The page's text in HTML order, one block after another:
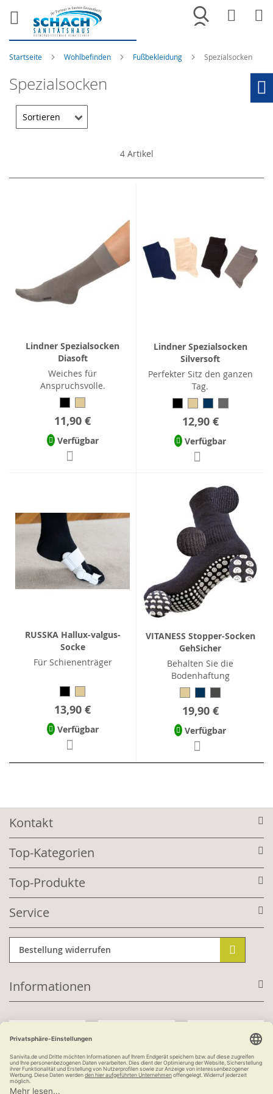
Merkliste
Startseite Wohlbefinden Fußbekleidung Spezialsocken
Spezialsocken
4Artikel
Lindner Spezialsocken
Diasoft
Weiches für
Anspruchsvolle.
11,90 €
Verfügbar
Lindner Spezialsocken
Silversoft
Perfekter Sitz den ganzen
Tag.
12,90 €
Verfügbar
RUSSKA Hallux-valgus-
Socke
Für Schienenträger
13,90 €
Verfügbar
VITANESS Stopper-Socken
GehSicher
Behalten Sie die
Bodenhaftung
19,90 €
Verfügbar
Kontakt
Top-Kategorien
Top-Produkte
Service
Bestellung widerrufen
Informationen